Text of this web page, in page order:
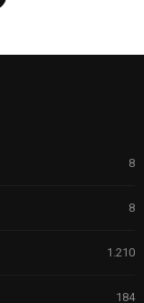
8
8
1.210
184